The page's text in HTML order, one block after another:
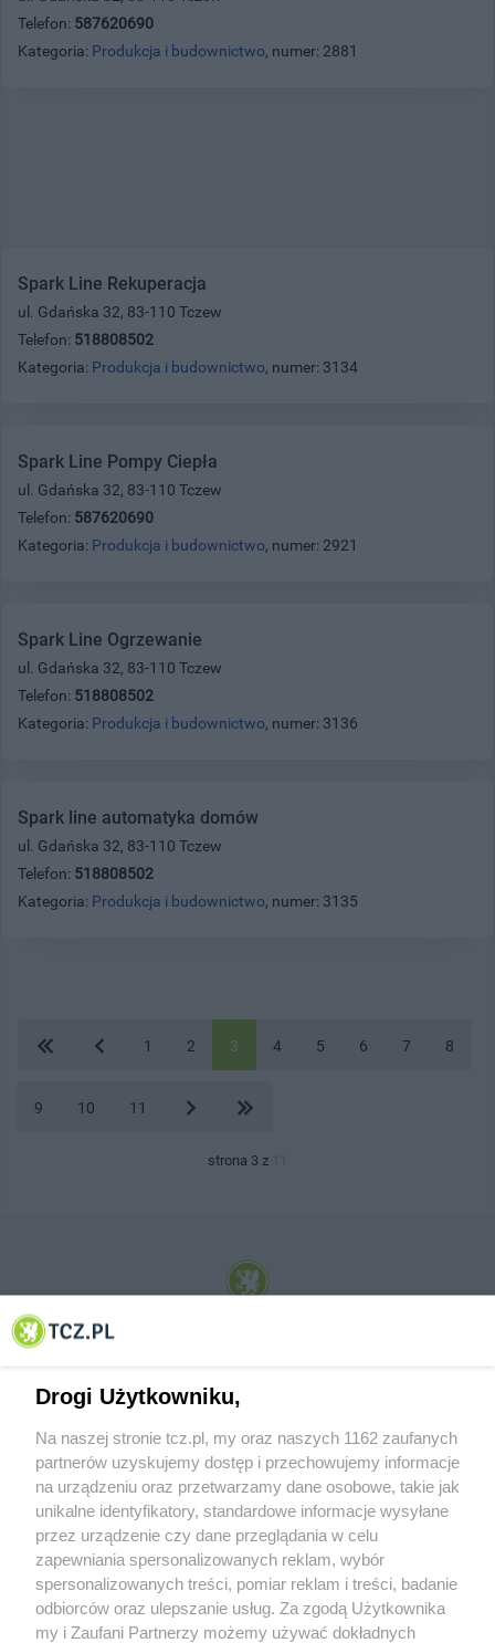
Telefon: 587620690
Kategoria: Produkcja i budownictwo, numer: 2881
Spark Line Rekuperacja
ul. Gdańska 32, 83-110 Tczew
Telefon: 518808502
Kategoria: Produkcja i budownictwo, numer: 3134
Spark Line Pompy Ciepła
ul. Gdańska 32, 83-110 Tczew
Telefon: 587620690
Kategoria: Produkcja i budownictwo, numer: 2921
Spark Line Ogrzewanie
ul. Gdańska 32, 83-110 Tczew
Telefon: 518808502
Kategoria: Produkcja i budownictwo, numer: 3136
Spark line automatyka domów
ul. Gdańska 32, 83-110 Tczew
Telefon: 518808502
Kategoria: Produkcja i budownictwo, numer: 3135
1 2 3 4 5 6 7 8
9 10 11
strona 3 z 11
© 2001-2026 Tczew - TCZ.PL Sp. z o.o. Internetowy Serwis Informacyjny Miasta
O FIRMIE POLITYKA PRYWATNOŚCI HOSTING
REKLAMA WSPÓŁPRACA RSS FACEBOOK KONTAKT
Drogi Użytkowniku,
Na naszej stronie tcz.pl, my oraz naszych 1162 zaufanych
partnerów uzyskujemy dostęp i przechowujemy informacje
na urządzeniu oraz przetwarzamy dane osobowe, takie jak
unikalne identyfikatory, standardowe informacje wysyłane
przez urządzenie czy dane przeglądania w celu
zapewniania spersonalizowanych reklam, wybór
spersonalizowanych treści, pomiar reklam i treści, badanie
odbiorców oraz ulepszanie usług. Za zgodą Użytkownika
my i Zaufani Partnerzy możemy używać dokładnych